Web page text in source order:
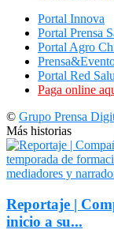
Portal Innova
Portal Prensa
Portal Agro
Portal Red
Paga online
© Grupo Prensa
Más historias
Reportaje |
inicio a su...